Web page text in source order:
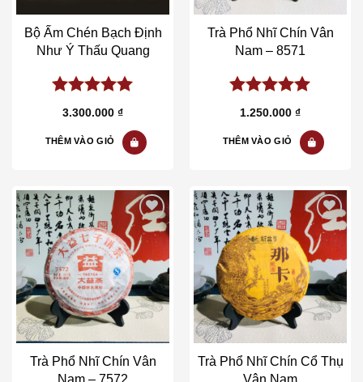
Bộ Ấm Chén Bạch Định
Như Ý Thấu Quang
5.00out of
3.300.000 ₫
THÊM VÀO GIỎ
Trà Phổ Nhĩ Chín Vân
Nam – 8571
5.00out of
1.250.000 ₫
THÊM VÀO GIỎ
Add to wishlist
Trà Phổ Nhĩ Chín Vân
Nam – 7572
Add to wishlist
Trà Phổ Nhĩ Chín Cổ Thụ
Vân Nam